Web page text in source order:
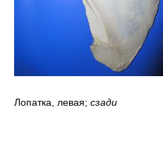
Лопатка, левая; сзади